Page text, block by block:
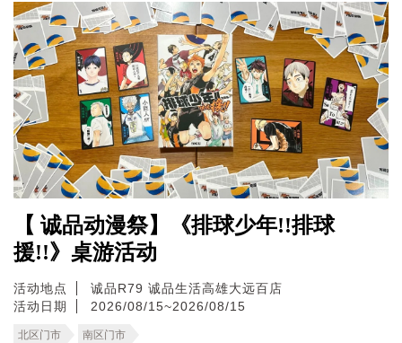
【 诚品动漫祭】《排球少年!!排球
援!!》桌游活动
活动地点 诚品R79 诚品生活高雄大远百店
活动日期
2026/08/15~2026/08/15
北区门市 南区门市